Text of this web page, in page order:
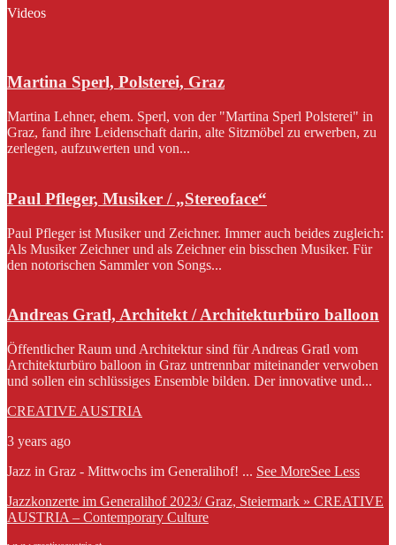
Videos
Martina Sperl, Polsterei, Graz
Martina Lehner, ehem. Sperl, von der "Martina Sperl Polsterei" in
Graz, fand ihre Leidenschaft darin, alte Sitzmöbel zu erwerben, zu
zerlegen, aufzuwerten und von...
Paul Pfleger, Musiker / „Stereoface“
Paul Pfleger ist Musiker und Zeichner. Immer auch beides zugleich:
Als Musiker Zeichner und als Zeichner ein bisschen Musiker. Für
den notorischen Sammler von Songs...
Andreas Gratl, Architekt / Architekturbüro balloon
Öffentlicher Raum und Architektur sind für Andreas Gratl vom
Architekturbüro balloon in Graz untrennbar miteinander verwoben
und sollen ein schlüssiges Ensemble bilden. Der innovative und...
CREATIVE AUSTRIA
3 years ago
Jazz in Graz - Mittwochs im Generalihof! ... See MoreSee Less
Jazzkonzerte im Generalihof 2023/ Graz, Steiermark » CREATIVE
AUSTRIA – Contemporary Culture